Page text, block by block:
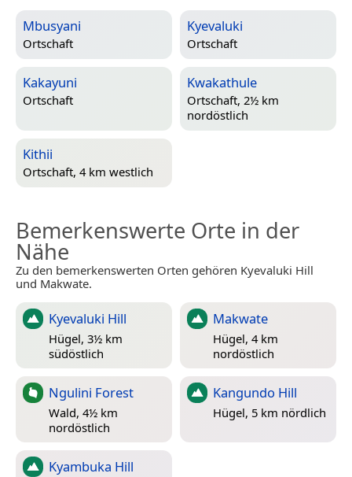
Mbusyani
Ortschaft
Kyevaluki
Ortschaft
Kakayuni
Ortschaft
Kwakathule
Ortschaft, 2½ km
nordöstlich
Kithii
Ortschaft, 4 km westlich
Bemerkenswerte Orte in der
Nähe
Zu den bemerkenswerten Orten gehören Kyevaluki Hill
und Makwate.
Kyevaluki Hill
Hügel, 3½ km
südöstlich
Makwate
Hügel, 4 km
nordöstlich
Ngulini Forest
Wald, 4½ km
nordöstlich
Kangundo Hill
Hügel, 5 km nördlich
Kyambuka Hill